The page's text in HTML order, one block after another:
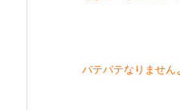
バテバテなりません